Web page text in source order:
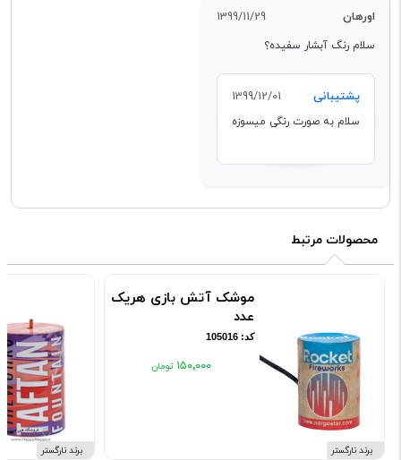
اورهان 1399/11/29
سلام رنگ آبشار سفیده؟
پشتیبانی 1399/12/01
سلام به صورت رنگی میسوزه
محصولات مرتبط
برند نارگستر
موشک آتش بازی هریک
عدد
کد: 105016
۱۵۰٬۰۰۰
برند نارگستر